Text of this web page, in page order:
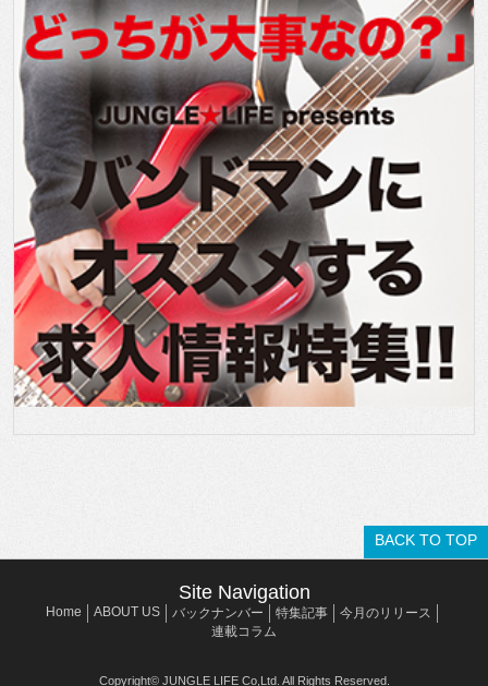
BACK TO TOP
Site Navigation
Home ABOUT US バックナンバー 特集記事
今月のリリース
連載コラム
Copyright© JUNGLE LIFE Co,Ltd. All Rights Reserved.